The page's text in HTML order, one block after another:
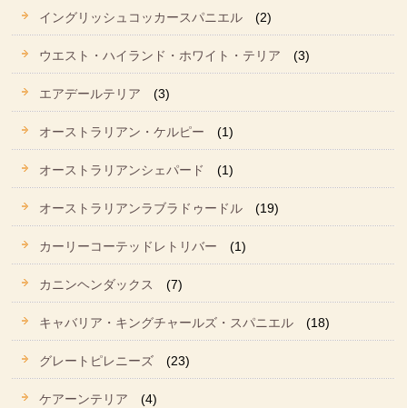
イングリッシュコッカースパニエル (2)
ウエスト・ハイランド・ホワイト・テリア (3)
エアデールテリア (3)
オーストラリアン・ケルピー (1)
オーストラリアンシェパード (1)
オーストラリアンラブラドゥードル (19)
カーリーコーテッドレトリバー (1)
カニンヘンダックス (7)
キャバリア・キングチャールズ・スパニエル (18)
グレートピレニーズ (23)
ケアーンテリア (4)